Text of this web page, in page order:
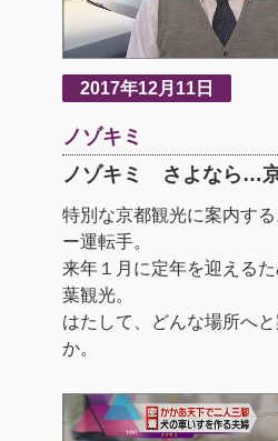
2017年12月11日
ノゾキミ
ノゾキミ さよなら…
特別な京都観光に案内す
ー運転手。
来年１月に定年を迎える
葉観光。
はたして、どんな場所へ
か。